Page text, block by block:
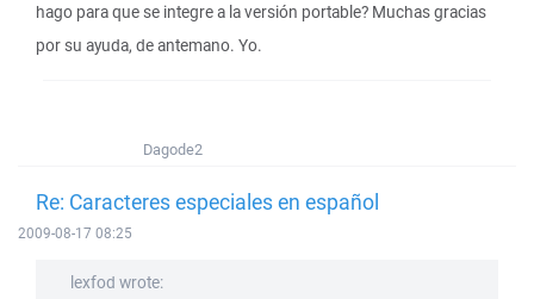
hago para que se integre a la versión portable? Muchas gracias
por su ayuda, de antemano. Yo.
Dagode2
Re: Caracteres especiales en español
2009-08-17 08:25
lexfod wrote: